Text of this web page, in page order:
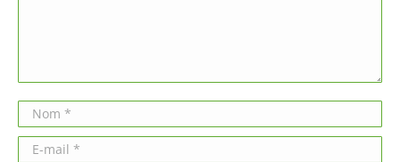
Nom *
E-mail *